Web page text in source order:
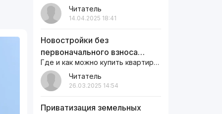
Читатель
14.04.2025 18:41
Новостройки без
первоначального взноса…
Где и как можно купить квартиру кто подскажет давно мечтаю жить в…
Читатель
26.03.2025 14:54
Приватизация земельных